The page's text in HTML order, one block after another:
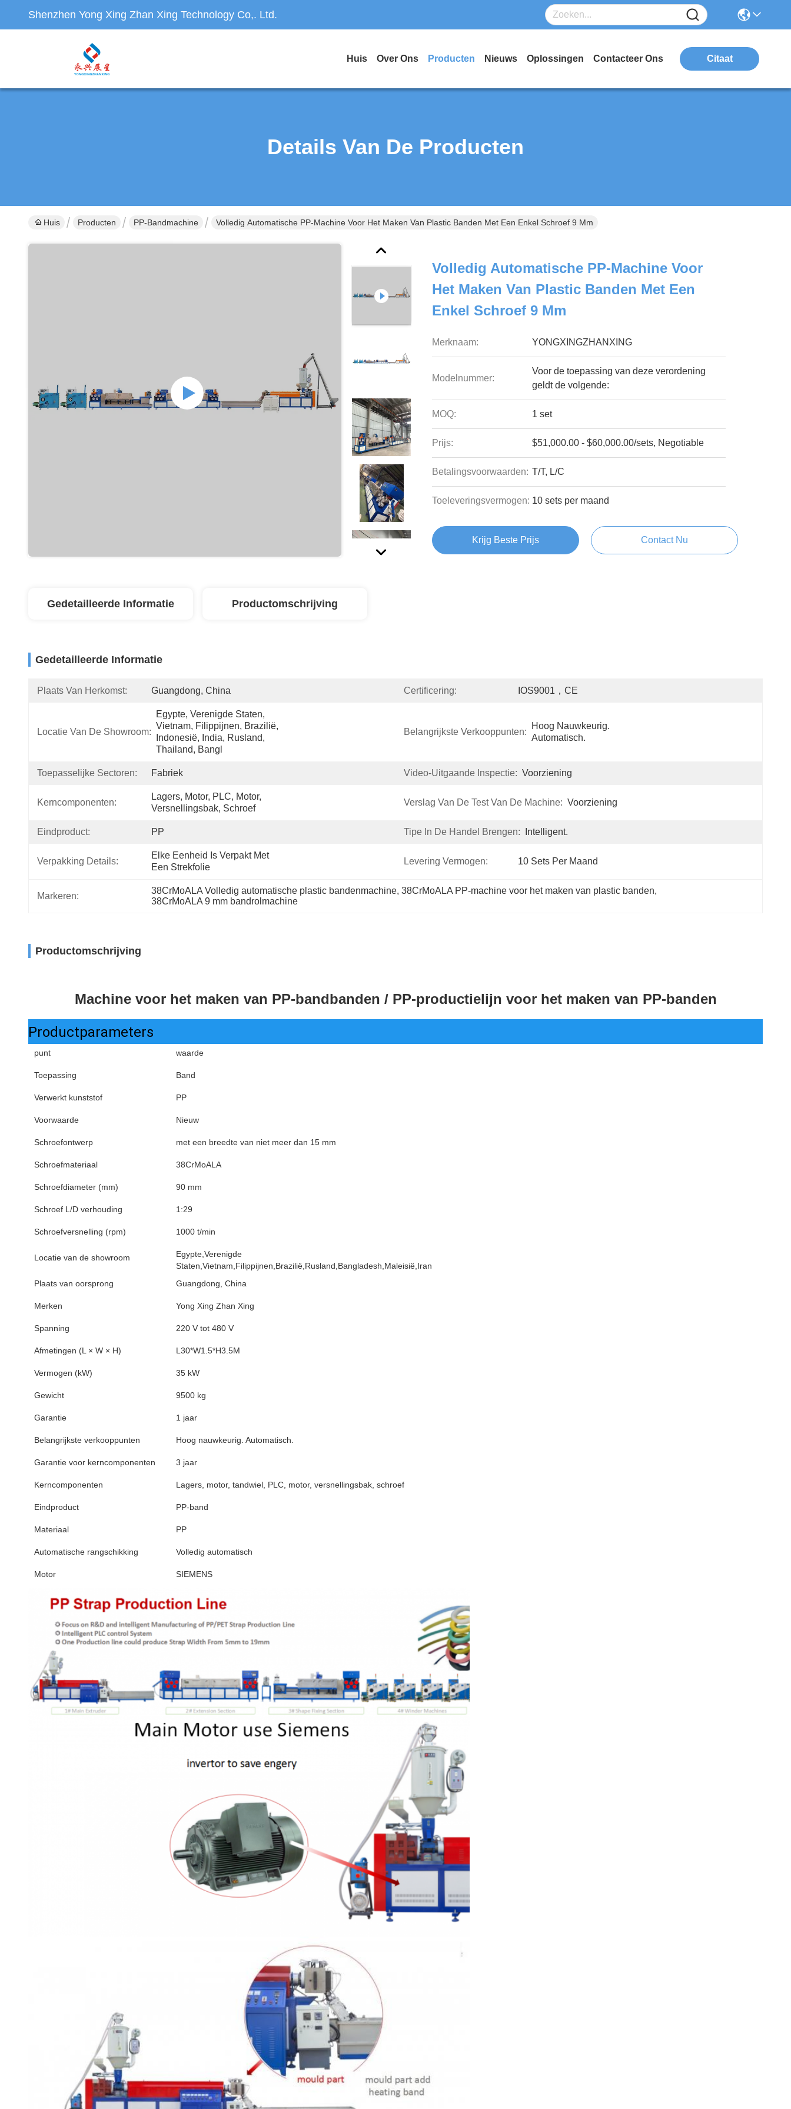
Shenzhen Yong Xing Zhan Xing Technology Co,. Ltd.
Huis Over Ons Producten Nieuws Oplossingen Contacteer Ons Citaat
Details Van De Producten
Huis Producten PP-Bandmachine Volledig Automatische PP-Machine Voor Het Maken Van Plastic Banden Met Een Enkel Schroef 9 Mm
Volledig Automatische PP-Machine Voor
Het Maken Van Plastic Banden Met Een
Enkel Schroef 9 Mm
Merknaam: YONGXINGZHANXING
Modelnummer:
Voor de toepassing van deze verordening
geldt de volgende:
MOQ: 1 set
Prijs: $51,000.00 - $60,000.00/sets, Negotiable
Betalingsvoorwaarden: T/T, L/C
Toeleveringsvermogen: 10 sets per maand
Krijg Beste Prijs Contact Nu
Gedetailleerde Informatie Productomschrijving
Gedetailleerde Informatie
Plaats Van Herkomst: Guangdong, China Certificering: IOS9001，CE
Locatie Van De Showroom:
Egypte, Verenigde Staten,
Vietnam, Filippijnen, Brazilië,
Indonesië, India, Rusland,
Thailand, Bangl
Belangrijkste Verkooppunten:
Hoog Nauwkeurig.
Automatisch.
Toepasselijke Sectoren: Fabriek Video-Uitgaande Inspectie: Voorziening
Kerncomponenten:
Lagers, Motor, PLC, Motor,
Versnellingsbak, Schroef
Verslag Van De Test Van De Machine: Voorziening
Eindproduct: PP Tipe In De Handel Brengen: Intelligent.
Verpakking Details:
Elke Eenheid Is Verpakt Met
Een Strekfolie
Levering Vermogen: 10 Sets Per Maand
Markeren:
38CrMoALA Volledig automatische plastic bandenmachine, 38CrMoALA PP-machine voor het maken van plastic banden,
38CrMoALA 9 mm bandrolmachine
Productomschrijving
Machine voor het maken van PP-bandbanden / PP-productielijn voor het maken van PP-banden
Productparameters
punt waarde
Toepassing Band
Verwerkt kunststof PP
Voorwaarde Nieuw
Schroefontwerp met een breedte van niet meer dan 15 mm
Schroefmateriaal 38CrMoALA
Schroefdiameter (mm) 90 mm
Schroef L/D verhouding 1:29
Schroefversnelling (rpm) 1000 t/min
Locatie van de showroom
Egypte,Verenigde
Staten,Vietnam,Filippijnen,Brazilië,Rusland,Bangladesh,Maleisië,Iran
Plaats van oorsprong
Guangdong, China
Merken Yong Xing Zhan Xing
Spanning 220 V tot 480 V
Afmetingen (L × W × H) L30*W1.5*H3.5M
Vermogen (kW) 35 kW
Gewicht 9500 kg
Garantie 1 jaar
Belangrijkste verkooppunten Hoog nauwkeurig. Automatisch.
Garantie voor kerncomponenten 3 jaar
Kerncomponenten Lagers, motor, tandwiel, PLC, motor, versnellingsbak, schroef
Eindproduct PP-band
Materiaal PP
Automatische rangschikking Volledig automatisch
Motor SIEMENS